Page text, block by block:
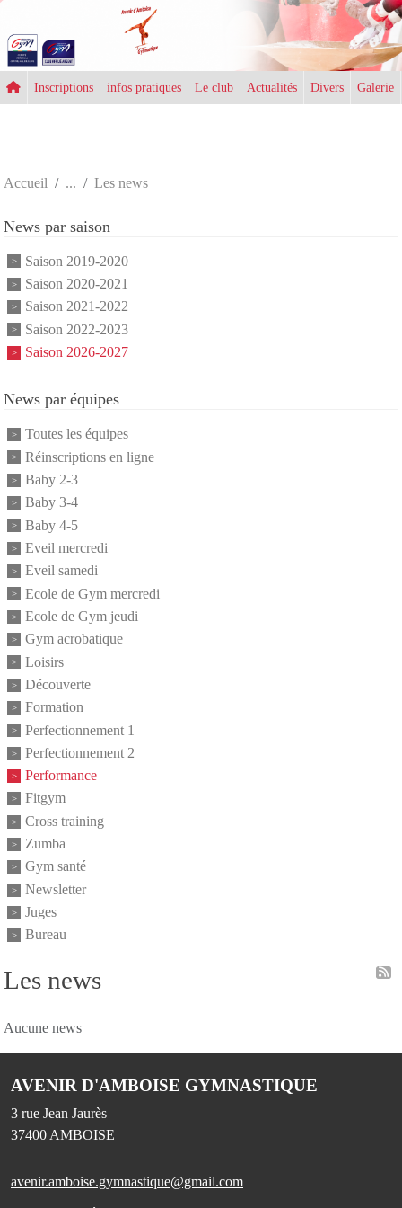
Inscriptions infos pratiques Le club Actualités Divers Galerie
Accueil Les news
Les news
Aucune news
News par saison
Saison 2019-2020
Saison 2020-2021
Saison 2021-2022
Saison 2022-2023
Saison 2026-2027
News par équipes
Toutes les équipes
Réinscriptions en ligne
Baby 2-3
Baby 3-4
Baby 4-5
Eveil mercredi
Eveil samedi
Ecole de Gym mercredi
Ecole de Gym jeudi
Gym acrobatique
Loisirs
Découverte
Formation
Perfectionnement 1
Perfectionnement 2
Performance
Fitgym
Cross training
Zumba
Gym santé
Newsletter
Juges
Bureau
AVENIR D'AMBOISE GYMNASTIQUE
3 rue Jean Jaurès
37400 AMBOISE
avenir.amboise.gymnastique@gmail.com
Panneau de gestion des cookies